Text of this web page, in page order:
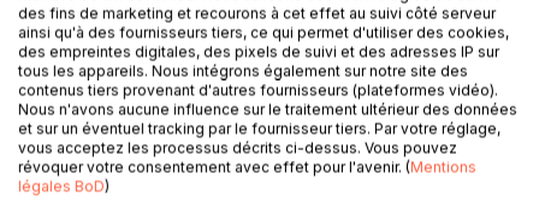
Hello apparaît comme un expert de la psychologie du
péché, il sait mettre à jour comme nul autre des ressorts
secrets du mal dans l'âme humaine. Si Hello ne cite que
rarement les Ecritures de façon textuelle, il est évident
qu'elles sont la source sous-jacente de son inspiration.
Ludovic, le premier conte, qui reste une analyse inégalée
de l'avarice, semble un développement direct de cette
des fins de marketing et recourons à cet effet au suivi côté serveur
ainsi qu'à des fournisseurs tiers, ce qui permet d'utiliser des cookies,
des empreintes digitales, des pixels de suivi et des adresses IP sur
tous les appareils. Nous intégrons également sur notre site des
contenus tiers provenant d'autres fournisseurs (plateformes vidéo).
Nous n'avons aucune influence sur le traitement ultérieur des données
et sur un éventuel tracking par le fournisseur tiers. Par votre réglage,
vous acceptez les processus décrits ci-dessus. Vous pouvez
révoquer votre consentement avec effet pour l'avenir. (Mentions
légales BoD)